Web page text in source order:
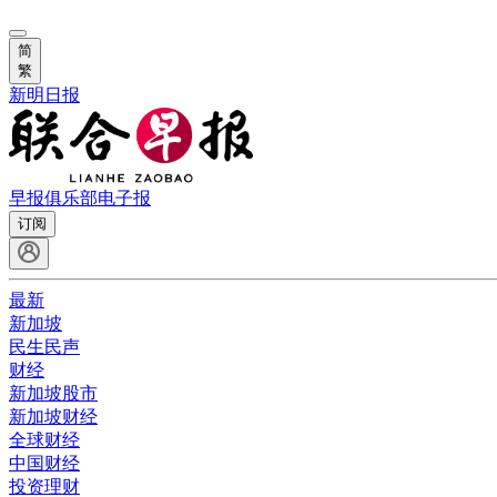
简
繁
新明日报
早报俱乐部电子报
订阅
最新
新加坡
民生民声
财经
新加坡股市
新加坡财经
全球财经
中国财经
投资理财